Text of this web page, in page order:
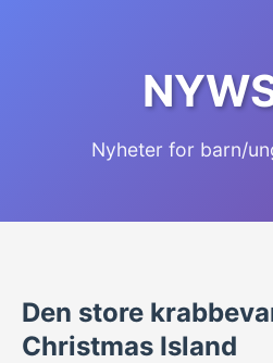
Nyheter for barn/
Den store
Christmas Island